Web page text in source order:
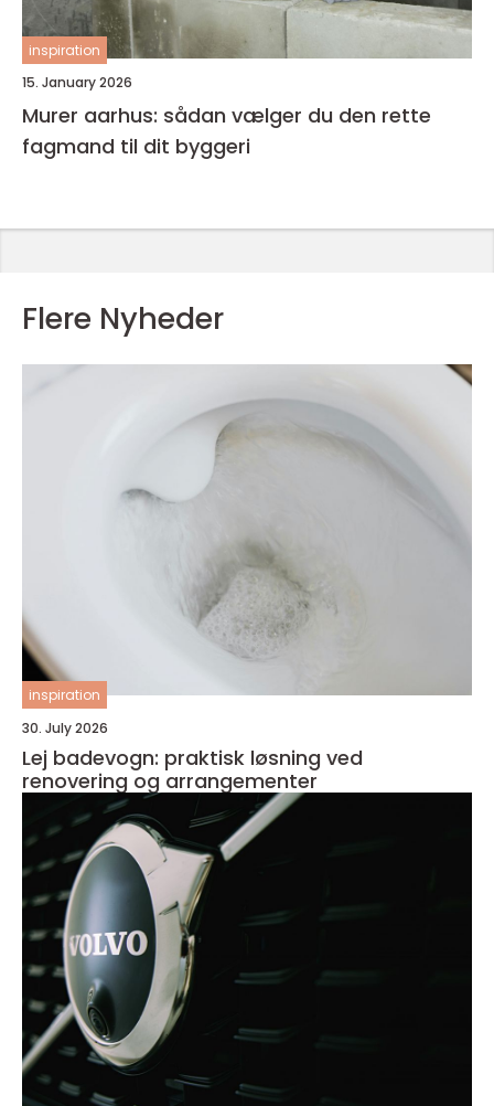
inspiration
15. January 2026
Murer aarhus: sådan vælger du den rette
fagmand til dit byggeri
Flere Nyheder
inspiration
30. July 2026
Lej badevogn: praktisk løsning ved
renovering og arrangementer